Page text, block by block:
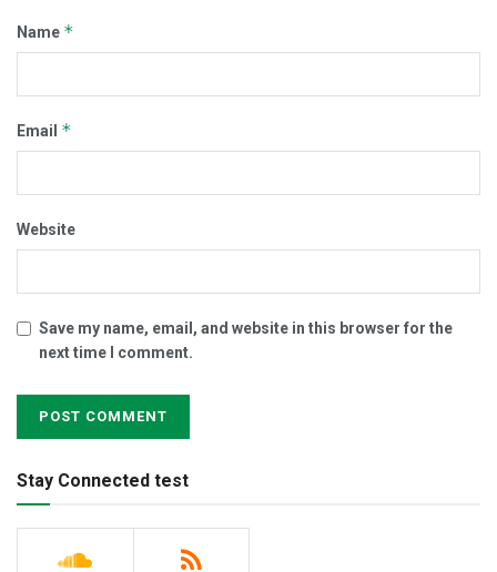
Name *
Email *
Website
Save my name, email, and website in this browser for the
next time I comment.
Stay Connected test